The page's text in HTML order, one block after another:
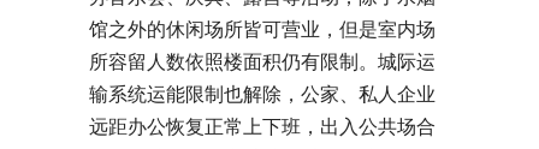
馆之外的休闲场所皆可营业，但是室内场
所容留人数依照楼面积仍有限制。城际运
输系统运能限制也解除，公家、私人企业
远距办公恢复正常上下班，出入公共场合